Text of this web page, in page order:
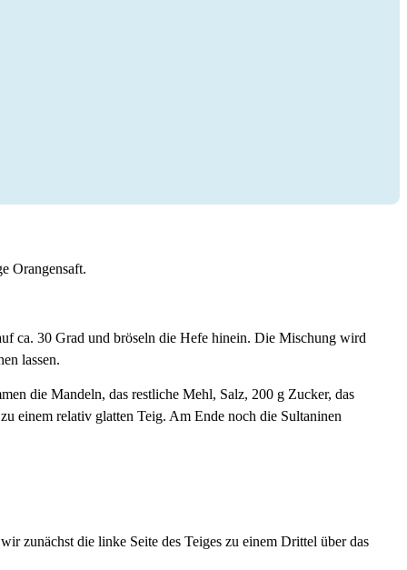
Orangensaft.
ca. 30 Grad und bröseln die Hefe hinein. Die Mischung wird
lassen.
die Mandeln, das restliche Mehl, Salz, 200 g Zucker, das
einem relativ glatten Teig. Am Ende noch die Sultaninen
zunächst die linke Seite des Teiges zu einem Drittel über das